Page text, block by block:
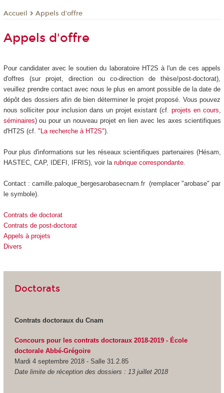
Accueil Appels d'offre
Appels d'offre
Pour candidater avec le soutien du laboratoire HT2S à l'un de ces appels
d'offres (sur projet, direction ou co-direction de thèse/post-doctorat),
veuillez prendre contact avec nous le plus en amont possible de la date de
dépôt des dossiers afin de bien déterminer le projet proposé. Vous pouvez
nous solliciter pour inclusion dans un projet existant (cf. projets en cours
séminaires) ou pour un nouveau projet en lien avec les axes scientifiques
d'HT2S (cf. "La recherche à HT2S").
Pour plus d'informations sur les réseaux scientifiques partenaires (Hésam,
HASTEC, CAP, IDEFI, IFRIS), voir la rubrique correspondante.
Contact : camille.paloque_bergesarobasecnam.fr (remplacer "arobase" par
le symbole).
Contrats de doctorat
Contrats de post-doctorat
Appels à projets
Divers
Doctorats
Contrats doctoraux du Cnam
Concours pour les contrats doctoraux 2018-2019 - École
doctorale Abbé-Grégoire
Mardi 4 septembre 2018 - Salle 31.2.85
Date limite de réception des dossiers : 13 juillet 2018